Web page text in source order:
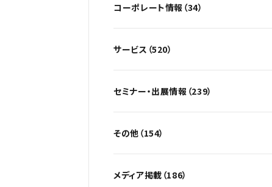
コーポレート情報（34）
サービス（520）
セミナー・出展情報（239）
その他（154）
メディア掲載（186）